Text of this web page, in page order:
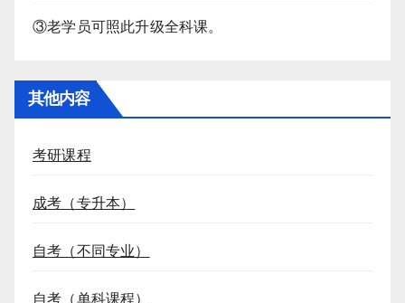
③老学员可照此升级全科课。
其他内容
考研课程
成考（专升本）
自考（不同专业）
自考（单科课程）